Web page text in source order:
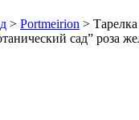
> Portmeirion >
сад” роза